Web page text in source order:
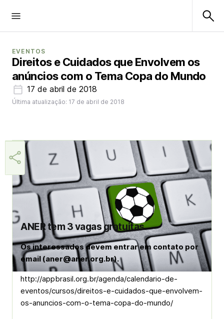
EVENTOS
Direitos e Cuidados que Envolvem os
anúncios com o Tema Copa do Mundo
17 de abril de 2018
Última atualização: 17 de abril de 2018
Aner
ANER tem 3 vagas gratuitas.
Os interessados devem entrar em contato por
email (aner@aner.org.br).
http://appbrasil.org.br/agenda/calendario-de-
eventos/cursos/direitos-e-cuidados-que-envolvem-
os-anuncios-com-o-tema-copa-do-mundo/